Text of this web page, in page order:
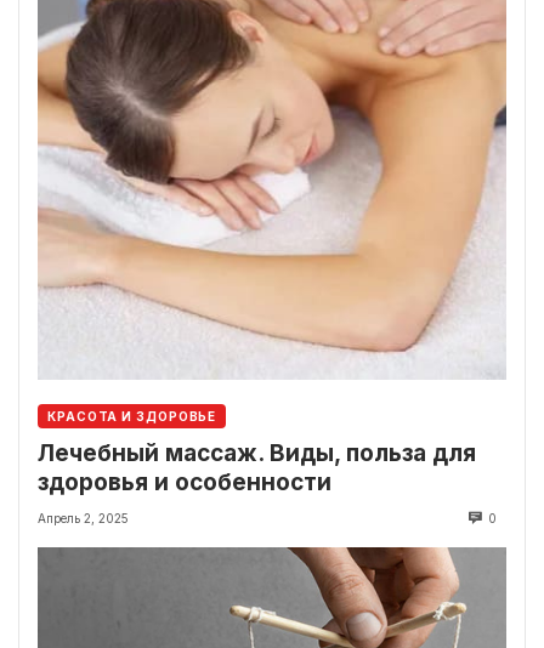
КРАСОТА И ЗДОРОВЬЕ
Лечебный массаж. Виды, польза для
здоровья и особенности
Апрель 2, 2025 0